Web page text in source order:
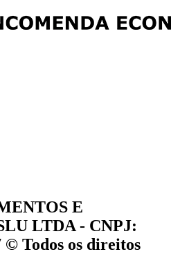
E
LTDA - CNPJ:
© Todos os direitos